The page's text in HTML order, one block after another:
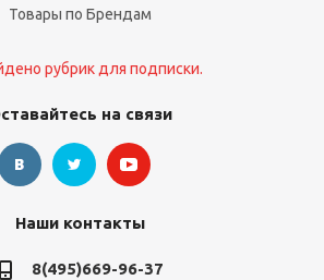
Товары по Брендам
рубрик для подписки.
на связи
Наши контакты
8(495)669-96-37